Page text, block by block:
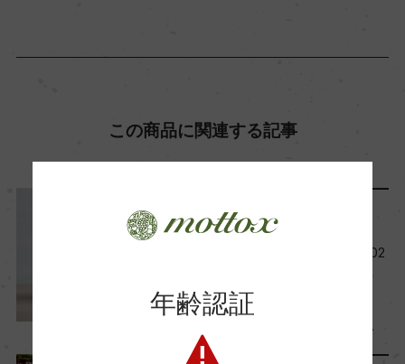
(2023)サクラアワード 2025 金賞&オレンジワイ
海外ワイン専門誌評価歴
Wine Advocate 獲得点
ー
この商品に関連する記事
レポート
今月の新規取り扱い商品【202
2026年6月1日
…
年齢認証